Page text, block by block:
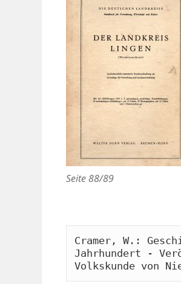
Seite 88/89
Cramer, W.:
Jahrhundert -
Volkskunde von